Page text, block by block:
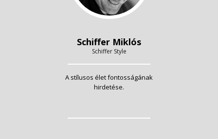
Schiffer Miklós
Schiffer Style
A stílusos élet fontosságának
hirdetése.